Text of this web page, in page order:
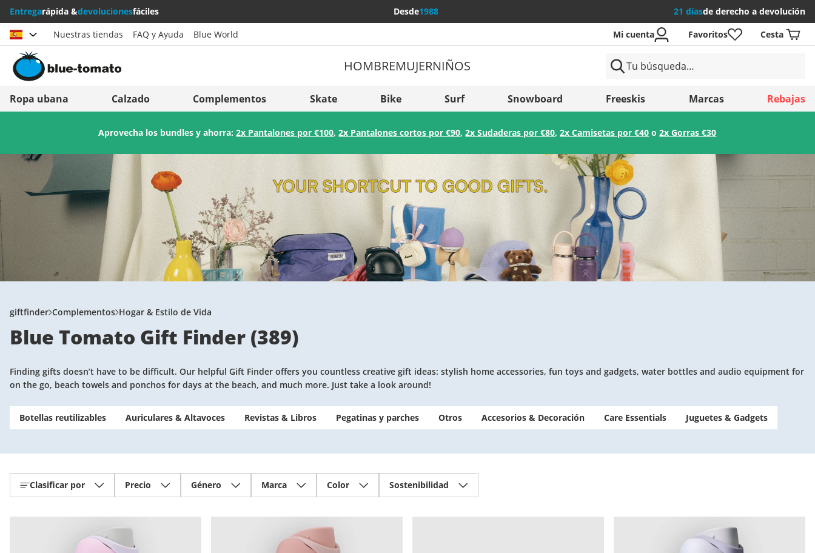
Entregarápida &devolucionesfáciles Desde1988 21 díasde derecho a devolución
Elegir país
Österreich
Schweiz (Deutsch)
Suisse (Français)
Svizzera (Italiano)
France
Italia (Italiano)
Italien (Deutsch)
Suomi
United Kingdom
Slovenija
België (Nederlands)
Belgique (Français)
Danmark
Guardar
Nuestras tiendas FAQ y Ayuda Blue World Mi cuenta Favoritos Cesta
HOMBREMUJERNIÑOS
Ropa ubana Calzado Complementos Skate Bike Surf Snowboard Freeskis Marcas Rebajas
Aprovecha los bundles y ahorra:2x Pantalones por €100,2x Pantalones cortos por €90,2x Sudaderas por €80,2x Camisetas por €40 o2x Gorras €30
giftfinder Complementos Hogar & Estilo de Vida
Blue Tomato Gift Finder (389)
Finding gifts doesn’t have to be difficult. Our helpful Gift Finder offers you countless creative gift ideas: stylish home accessories, fun toys and gadgets, water bottles and audio equipment for
on the go, beach towels and ponchos for days at the beach, and much more. Just take a look around!
Botellas reutilizables Auriculares & Altavoces Revistas & Libros Pegatinas y parches Otros Accesorios & Decoración Care Essentials Juguetes & Gadgets
Clasificar por Precio Género Marca Color Sostenibilidad